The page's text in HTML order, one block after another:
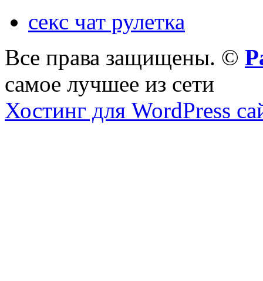
секс чат рулетка
Все права защищены. ©
самое лучшее из сети
Хостинг для WordPress